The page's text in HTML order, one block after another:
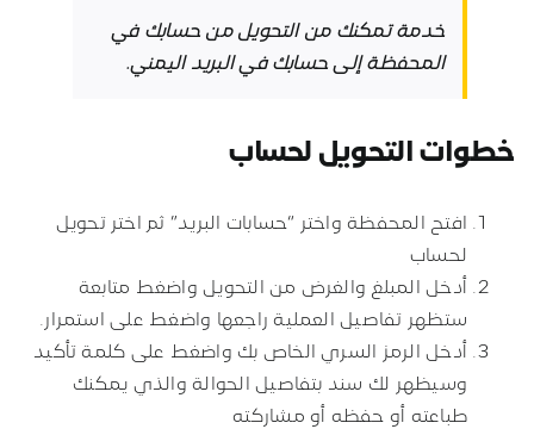
خدمة تمكنك من التحويل من حسابك في
المحفظة إلى حسابك في البريد اليمني.
خطوات التحويل لحساب
افتح المحفظة واختر “حسابات البريد” ثم اختر تحويل
لحساب
أدخل المبلغ والغرض من التحويل واضغط متابعة
ستظهر تفاصيل العملية راجعها واضغط على استمرار.
أدخل الرمز السري الخاص بك واضغط على كلمة تأكيد
وسيظهر لك سند بتفاصيل الحوالة والذي يمكنك
طباعته أو حفظه أو مشاركته